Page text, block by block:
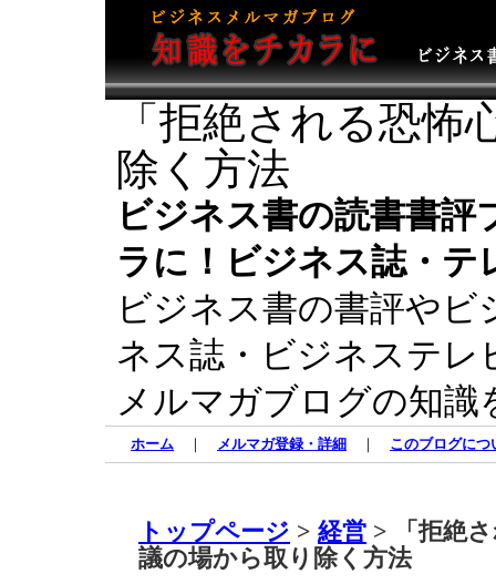
「拒絶される恐
除く方法
ビジネス書の読書書
ラに！ビジネス誌・テ
ビジネス書の書評や
ネス誌・ビジネステ
メルマガブログの知識
ホーム ｜ メルマガ登録・詳細 ｜ このブログにつ
トップページ > 経営 > 「拒絶
議の場から取り除く方法